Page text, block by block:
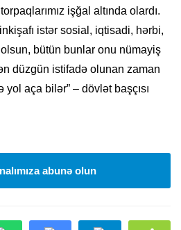
işğal altında olardı.
istər sosial, iqtisadi, hərbi,
bütün bunlar onu nümayiş
düzgün istifadə olunan zaman
aça bilər” – dövlət başçısı
abunə olun